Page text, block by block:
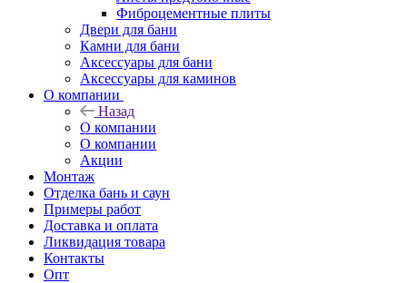
Фиброцементные плиты
Двери для бани
Камни для бани
Аксессуары для бани
Аксессуары для каминов
О компании
Назад
О компании
О компании
Акции
Монтаж
Отделка бань и саун
Примеры работ
Доставка и оплата
Ликвидация товара
Контакты
Опт